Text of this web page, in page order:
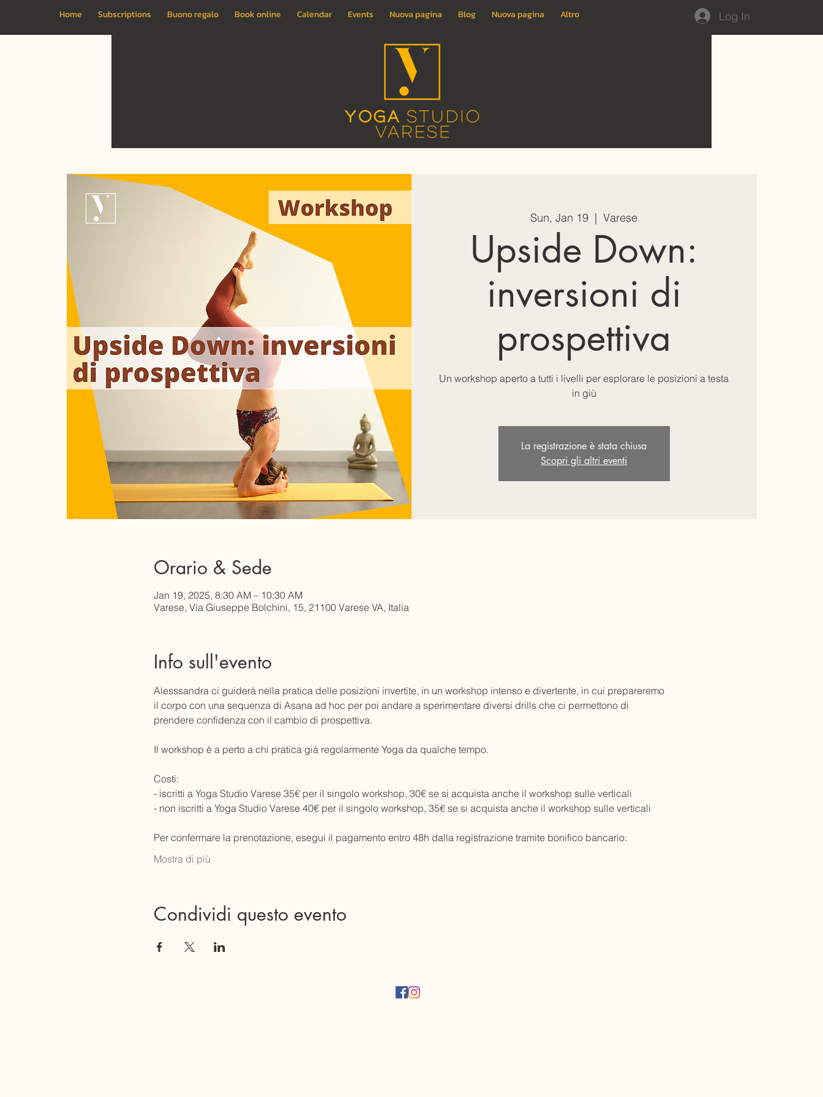
Home Subscriptions Buono regalo Book online Calendar Events Nuova pagina Blog Nuova pagina Altro Log In
Sun, Jan 19
  |
Varese
Upside Down:
inversioni di
prospettiva
Un workshop aperto a tutti i livelli per esplorare le posizioni a testa
in giù
La registrazione è stata chiusa
Scopri gli altri eventi
Orario & Sede
Jan 19, 2025, 8:30 AM – 10:30 AM
Varese, Via Giuseppe Bolchini, 15, 21100 Varese VA, Italia
Info sull'evento
Alesssandra ci guiderà nella pratica delle posizioni invertite, in un workshop intenso e divertente, in cui prepareremo
il corpo con una sequenza di Asana ad hoc per poi andare a sperimentare diversi drills che ci permettono di
prendere confidenza con il cambio di prospettiva.
Il workshop è a perto a chi pratica già regolarmente Yoga da qualche tempo.
Costi:
- iscritti a Yoga Studio Varese 35€ per il singolo workshop, 30€ se si acquista anche il workshop sulle verticali
- non iscritti a Yoga Studio Varese 40€ per il singolo workshop, 35€ se si acquista anche il workshop sulle verticali
Per confermare la prenotazione, esegui il pagamento entro 48h dalla registrazione tramite bonifico bancario:
Mostra di più
Condividi questo evento